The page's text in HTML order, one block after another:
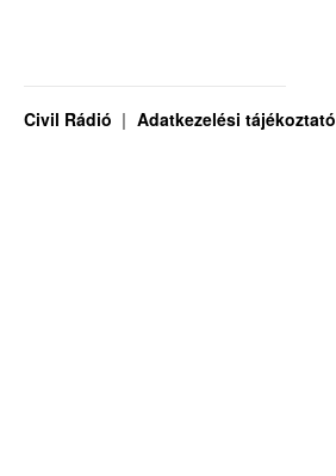
Civil Rádió Adatkezelési tájékoztató